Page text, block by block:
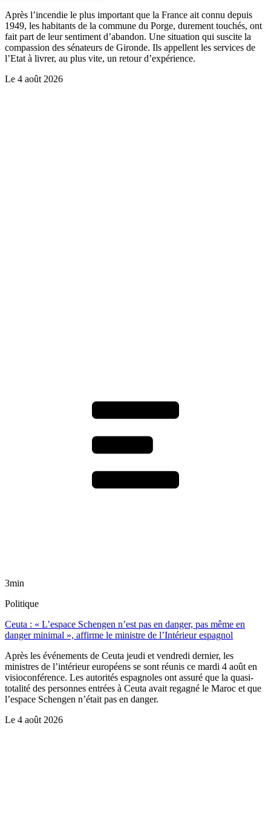
Après l’incendie le plus important que la France ait connu depuis
1949, les habitants de la commune du Porge, durement touchés, ont
fait part de leur sentiment d’abandon. Une situation qui suscite la
compassion des sénateurs de Gironde. Ils appellent les services de
l’Etat à livrer, au plus vite, un retour d’expérience.
Le 4 août 2026
3min
Politique
Ceuta : « L’espace Schengen n’est pas en danger, pas même en
danger minimal », affirme le ministre de l’Intérieur espagnol
Après les événements de Ceuta jeudi et vendredi dernier, les
ministres de l’intérieur européens se sont réunis ce mardi 4 août en
visioconférence. Les autorités espagnoles ont assuré que la quasi-
totalité des personnes entrées à Ceuta avait regagné le Maroc et que
l’espace Schengen n’était pas en danger.
Le 4 août 2026